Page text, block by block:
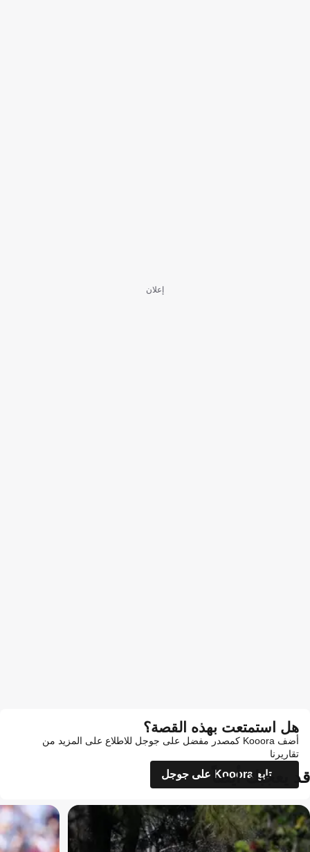
إعلان
هل استمتعت بهذه القصة؟
أضف Kooora كمصدر مفضل على جوجل للاطلاع على المزيد من
تقاريرنا
تابع Kooora على جوجل
قد يعجبك أيضاً